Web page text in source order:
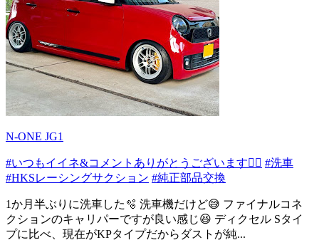
N-ONE JG1
#いつもイイネ&コメントありがとうございます🙇‍♂️ #洗車
#HKSレーシングサクション #純正部品交換
1か月半ぶりに洗車した🫧 洗車機だけど😅 ファイナルコネ
クションのキャリパーですが良い感じ😆 ディクセル Sタイ
プに比べ、現在がKPタイプだからダストが純...